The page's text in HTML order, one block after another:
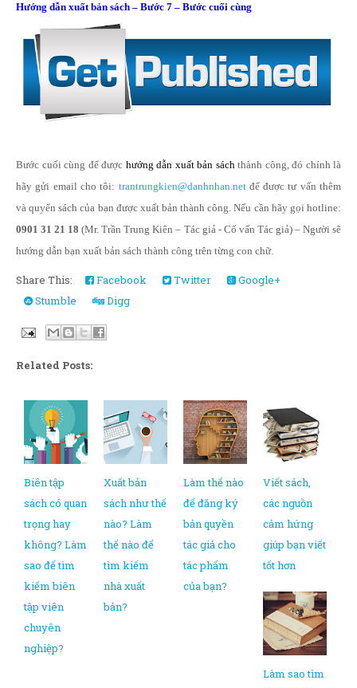
Hướng dẫn xuất bản sách – Bước 7 – Bước cuối cùng
Bước cuối cùng để được hướng dẫn xuất bản sáchthành công, đó chính là
hãy gửi email cho tôi: trantrungkien@danhnhan.netđể được tư vấn thêm
và quyển sách của bạn được xuất bản thành công. Nếu cần hãy gọi hotline:
0901 31 21 18 (Mr. Trần Trung Kiên – Tác giả - Cố vấn Tác giả) – Người sẽ
hướng dẫn bạn xuất bản sách thành công trên từng con chữ.
Share This: Facebook Twitter
Google+
Stumble
Digg
Related Posts:
Biên tập
sách có quan
trọng hay
không? Làm
sao để tìm
kiếm biên
tập viên
chuyên
nghiệp?
Xuất bản
sách như thế
nào? Làm
thế nào để
tìm kiếm
nhà xuất
bản?
Làm thế nào
để đăng ký
bản quyền
tác giả cho
tác phẩm
của bạn?
Viết sách,
các nguồn
cảm hứng
giúp bạn viết
tốt hơn
Làm sao tìm